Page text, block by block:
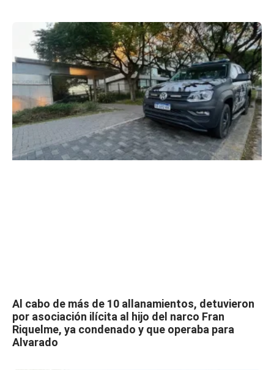
Al cabo de más de 10 allanamientos, detuvieron
por asociación ilícita al hijo del narco Fran
Riquelme, ya condenado y que operaba para
Alvarado